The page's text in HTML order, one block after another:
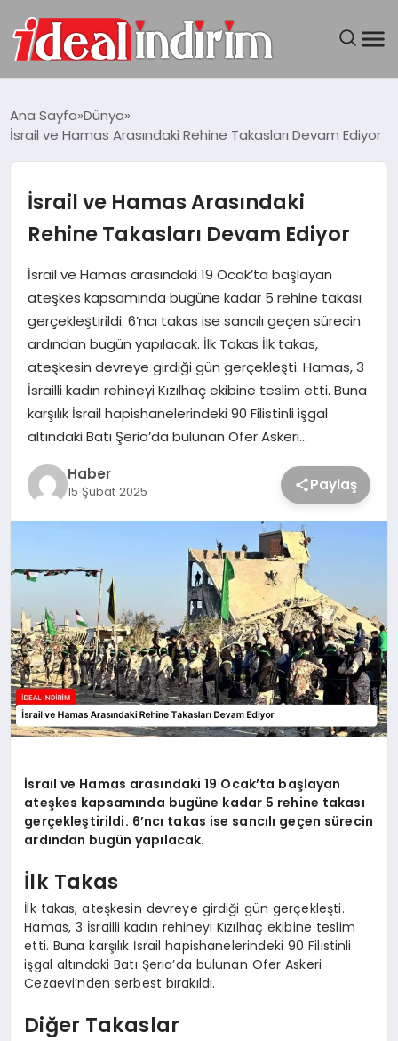
DÜNYA
SEYAHAT
TEKNOLOJI
YAŞAM
Ana Sayfa Dünya
İsrail ve Hamas Arasındaki Rehine Takasları Devam Ediyor
İsrail ve Hamas Arasındaki
Rehine Takasları Devam Ediyor
İsrail ve Hamas arasındaki 19 Ocak’ta başlayan
ateşkes kapsamında bugüne kadar 5 rehine takası
gerçekleştirildi. 6’ncı takas ise sancılı geçen sürecin
ardından bugün yapılacak. İlk Takas İlk takas,
ateşkesin devreye girdiği gün gerçekleşti. Hamas, 3
İsrailli kadın rehineyi Kızılhaç ekibine teslim etti. Buna
karşılık İsrail hapishanelerindeki 90 Filistinli işgal
altındaki Batı Şeria’da bulunan Ofer Askeri…
Haber
15 Şubat 2025 Paylaş
İsrail ve Hamas arasındaki 19 Ocak’ta başlayan
ateşkes kapsamında bugüne kadar 5 rehine takası
gerçekleştirildi. 6’ncı takas ise sancılı geçen sürecin
ardından bugün yapılacak.
İlk Takas
İlk takas, ateşkesin devreye girdiği gün gerçekleşti.
Hamas, 3 İsrailli kadın rehineyi Kızılhaç ekibine teslim
etti. Buna karşılık İsrail hapishanelerindeki 90 Filistinli
işgal altındaki Batı Şeria’da bulunan Ofer Askeri
Cezaevi’nden serbest bırakıldı.
Diğer Takaslar